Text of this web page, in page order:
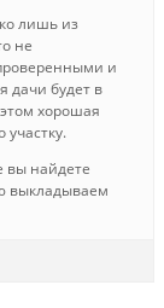
лишь из
не
и
дачи будет в
хорошая
участку.
вы найдете
выкладываем